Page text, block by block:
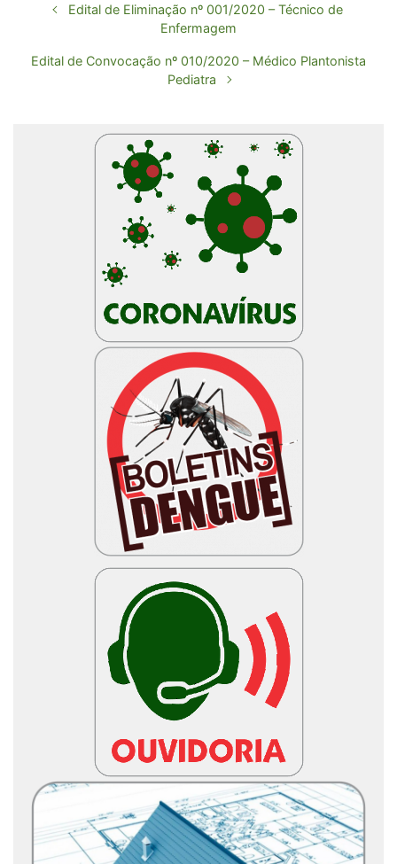
Edital de Eliminação nº 001/2020 – Técnico de
Enfermagem
Edital de Convocação nº 010/2020 – Médico Plantonista
Pediatra